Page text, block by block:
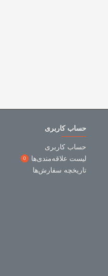
حساب کاربری
حساب کاربری
لیست علاقه‌مندی‌ها
0
تاریخچه سفارش‌ها